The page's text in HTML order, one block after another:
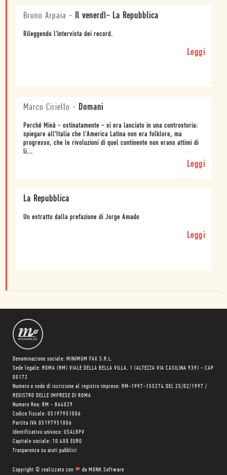
Bruno Arpaia - Il venerdì- La Repubblica
Rileggendo l'intervista dei record.
Leggi
Marco Ciriello - Domani
Perché Minà - ostinatamente - si era lanciato in una controstoria:
spiegare all'Italia che l'America Latina non era folklore, ma
progresso, che le rivoluzioni di quel continente non erano attimi di
li...
Leggi
La Repubblica
Un estratto dalla prefazione di Jorge Amado
Leggi
Denominazione sociale: MINIMUM FAX S.R.L.
Sede legale: ROMA (RM) VIALE DELLA BELLA VILLA, 1 (ALTEZZA VIA CASILINA 939) - CAP
00172
Numero e sede di iscrizione al registro imprese: RM-1997-155274 DEL 25/02/1997 /
REGISTRO DELLE IMPRESE DI ROMA
Numero Rea: RM - 864029
Codice fiscale: 05197951006
Partita IVA 05197951006
Identificativo univoco: USAL8PV
Capitale sociale: 10.400 EURO
Trasparenza su aiuti pubblici
Copyright © realizzato con ❤ da MONK Software